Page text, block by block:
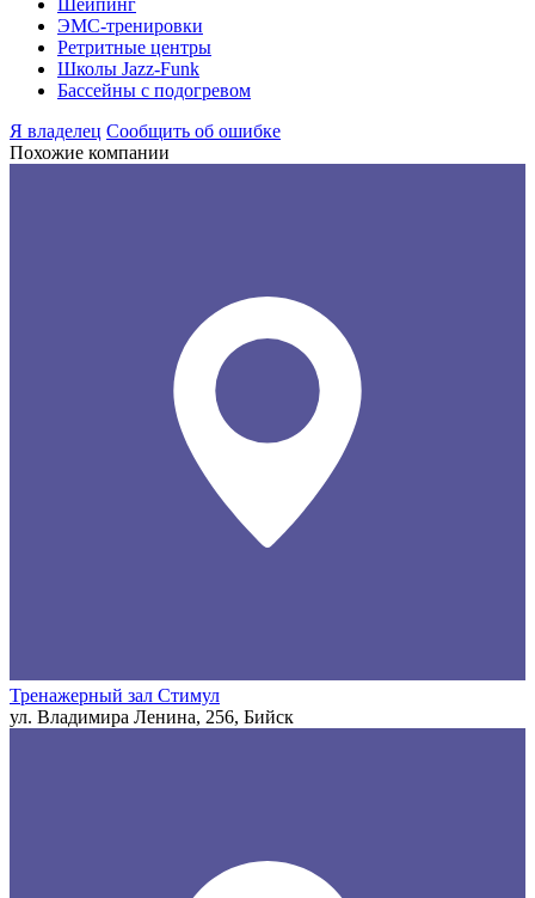
ЭМС-тренировки
Ретритные центры
Школы Jazz-Funk
Бассейны с подогревом
Я владелец Сообщить об ошибке
Похожие компании
Тренажерный зал Стимул
ул. Владимира Ленина, 256, Бийск